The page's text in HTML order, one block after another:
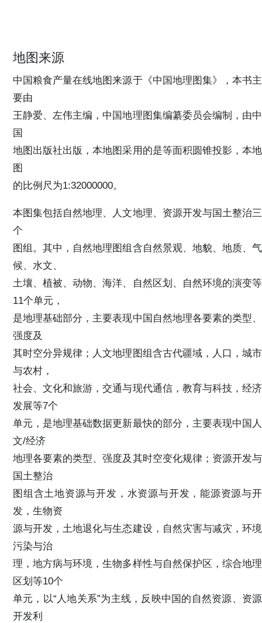
地图来源
中国粮食产量在线地图来源于《中国地理图集》，本书主
要由
王静爱、左伟主编，中国地理图集编纂委员会编制，由中
国
地图出版社出版，本地图采用的是等面积圆锥投影，本地
图
的比例尺为1:32000000。
本图集包括自然地理、人文地理、资源开发与国土整治三
个
图组。其中，自然地理图组含自然景观、地貌、地质、气
候、水文、
土壤、植被、动物、海洋、自然区划、自然环境的演变等
11个单元，
是地理基础部分，主要表现中国自然地理各要素的类型、
强度及
其时空分异规律；人文地理图组含古代疆域，人口，城市
与农村，
社会、文化和旅游，交通与现代通信，教育与科技，经济
发展等7个
单元，是地理基础数据更新最快的部分，主要表现中国人
文/经济
地理各要素的类型、强度及其时空变化规律；资源开发与
国土整治
图组含土地资源与开发，水资源与开发，能源资源与开
发，生物资
源与开发，土地退化与生态建设，自然灾害与减灾，环境
污染与治
理，地方病与环境，生物多样性与自然保护区，综合地理
区划等10个
单元，以“人地关系”为主线，反映中国的自然资源、资源
开发利